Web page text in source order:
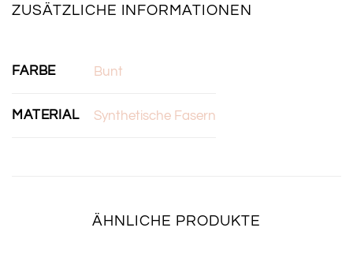
ZUSÄTZLICHE INFORMATIONEN
FARBE Bunt
MATERIAL Synthetische Fasern
ÄHNLICHE PRODUKTE